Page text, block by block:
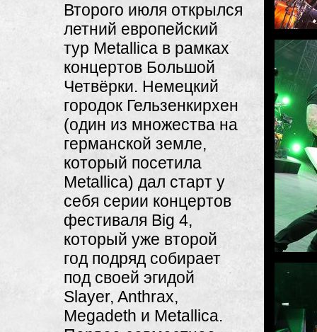
Второго июля открылся
летний европейский
тур Metallica в рамках
концертов Большой
Четвёрки. Немецкий
городок Гельзенкирхен
(один из множества на
германской земле,
который посетила
Metallica) дал старт у
себя серии концертов
фестиваля Big 4,
который уже второй
год подряд собирает
под своей эгидой
Slayer, Anthrax,
Megadeth и Metallica.